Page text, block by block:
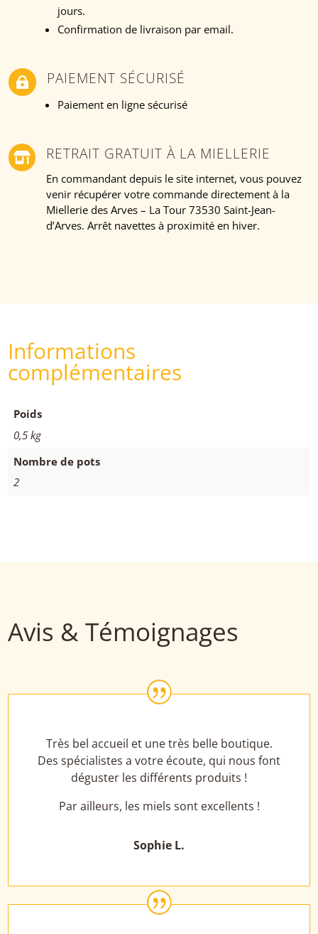
jours.
Confirmation de livraison par email.
 PAIEMENT SÉCURISÉ
Paiement en ligne sécurisé
 RETRAIT GRATUIT À LA MIELLERIE
En commandant depuis le site internet, vous pouvez
venir récupérer votre commande directement à la
Miellerie des Arves – La Tour 73530 Saint-Jean-
d’Arves. Arrêt navettes à proximité en hiver.
Informations
complémentaires
Poids
0,5 kg
Nombre de pots
2
Avis & Témoignages
|
Très bel accueil et une très belle boutique.
Des spécialistes a votre écoute, qui nous font
déguster les différents produits !
Par ailleurs, les miels sont excellents !
Sophie L.
|